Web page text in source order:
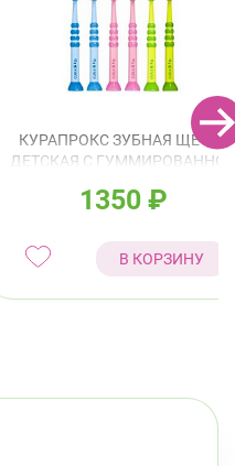
КУРАПРОКС ЗУБНАЯ ЩЕТКА
ДЕТСКАЯ С
ЛЕТ АРТ.CK4260
1350 ₽
В КОРЗИНУ